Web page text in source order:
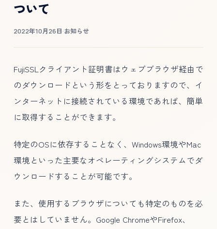
ついて
2022年10月26日·お知らせ
FujiSSLクライアント証明書はウェブブラウザ経由で
のダウンロードという形をとっておりますので、イ
ンターネットに接続されている環境であれば、簡単
に取得することができます。
特定のOSに依存することなく、Windows環境やMac
環境といった主要なオペレーティングシステムでダ
ウンロードすることが可能です。
また、使用するブラウザについても特定のものを必
要とはしていません。Google ChromeやFirefox、